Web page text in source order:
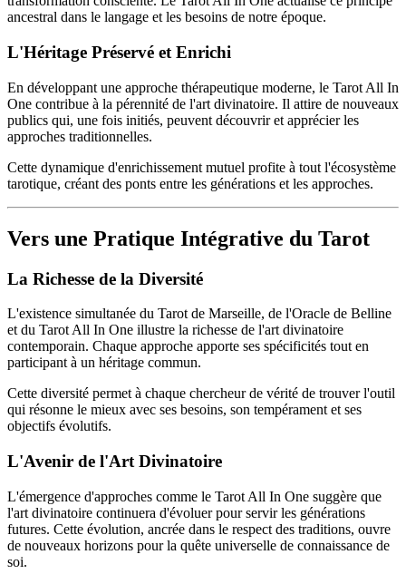
ancestral dans le langage et les besoins de notre époque.
L'Héritage Préservé et Enrichi
En développant une approche thérapeutique moderne, le Tarot All In
One contribue à la pérennité de l'art divinatoire. Il attire de nouveaux
publics qui, une fois initiés, peuvent découvrir et apprécier les
approches traditionnelles.
Cette dynamique d'enrichissement mutuel profite à tout l'écosystème
tarotique, créant des ponts entre les générations et les approches.
Vers une Pratique Intégrative du Tarot
La Richesse de la Diversité
L'existence simultanée du Tarot de Marseille, de l'Oracle de Belline
et du Tarot All In One illustre la richesse de l'art divinatoire
contemporain. Chaque approche apporte ses spécificités tout en
participant à un héritage commun.
Cette diversité permet à chaque chercheur de vérité de trouver l'outil
qui résonne le mieux avec ses besoins, son tempérament et ses
objectifs évolutifs.
L'Avenir de l'Art Divinatoire
L'émergence d'approches comme le Tarot All In One suggère que
l'art divinatoire continuera d'évoluer pour servir les générations
futures. Cette évolution, ancrée dans le respect des traditions, ouvre
de nouveaux horizons pour la quête universelle de connaissance de
soi.